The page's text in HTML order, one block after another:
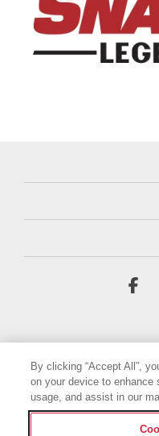
Условия и положения
By clicking “Accept All”,
on your device to
usage, and assist in our